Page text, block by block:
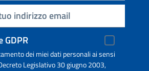
GDPR
dei miei dati personali ai sensi
Legislativo 30 giugno 2003,